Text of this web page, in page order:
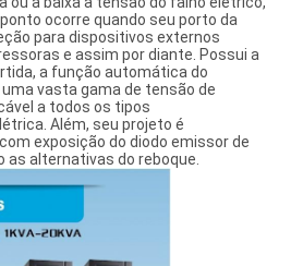
ocorre quando seu porto da
para dispositivos externos
e assim por diante. Possui a
a função automática do
vasta gama de tensão de
a todos os tipos
Além, seu projeto é
exposição do diodo emissor de
as alternativas do reboque.